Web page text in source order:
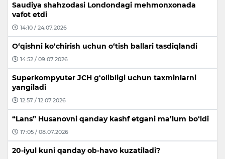
Saudiya shahzodasi Londondagi mehmonxonada
vafot etdi
14:10 / 24.07.2026
O‘qishni ko‘chirish uchun o‘tish ballari tasdiqlandi
14:52 / 09.07.2026
Superkompyuter JCH g‘olibligi uchun taxminlarni
yangiladi
12:57 / 12.07.2026
“Lans” Husanovni qanday kashf etgani ma’lum bo‘ldi
17:05 / 08.07.2026
20-iyul kuni qanday ob-havo kuzatiladi?